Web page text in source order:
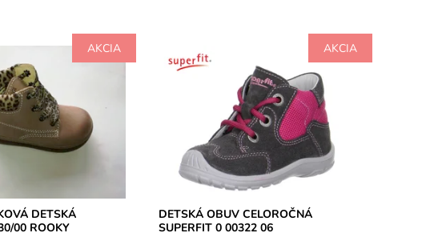
AKCIA
detské topánky
chodidlo. Zvršok je
anatomicky
DETSKÁ
00 ROOKY
AKCIA
Detská obuv celokožená ultraľahká,
zvršok z brúsenej kože, model vhodný
pre širšie chodidlá, jemne tvarované
Dostupnosť:
Skladom
Značka:
Superfit
Záruka:
2 roky
DETSKÁ OBUV CELOROČNÁ
SUPERFIT 0 00322 06